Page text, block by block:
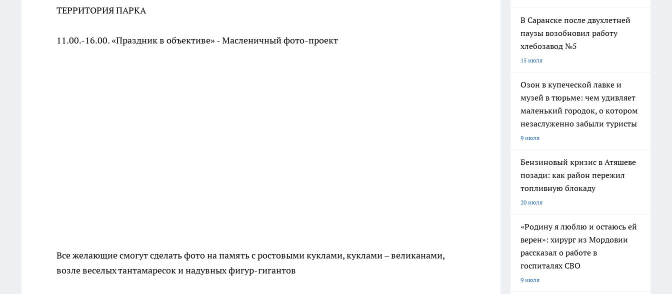
ТЕРРИТОРИЯ ПАРКА
11.00.-16.00. «Праздник в объективе» - Масленичный фото-проект
Все желающие смогут сделать фото на память с ростовыми куклами, куклами – великанами,
возле веселых тантамаресок и надувных фигур-гигантов
В Саранске после двухлетней
паузы возобновил работу
хлебозавод №5
15 июля
Озон в купеческой лавке и
музей в тюрьме: чем удивляет
маленький городок, о котором
незаслуженно забыли туристы
9 июля
Бензиновый кризис в Атяшеве
позади: как район пережил
топливную блокаду
20 июля
«Родину я люблю и остаюсь ей
верен»: хирург из Мордовии
рассказал о работе в
госпиталях СВО
9 июля